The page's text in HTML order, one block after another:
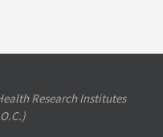
Research Institutes